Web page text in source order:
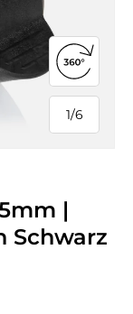
1/
von
6
360°-
|
Schwarz